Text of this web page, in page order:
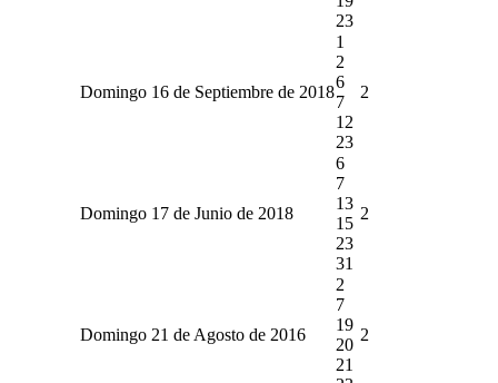
23
Domingo 16 de Septiembre de 2018
1
2
6
7
12
23
2
Domingo 17 de Junio de 2018
6
7
13
15
23
31
2
Domingo 21 de Agosto de 2016
2
7
19
20
21
2